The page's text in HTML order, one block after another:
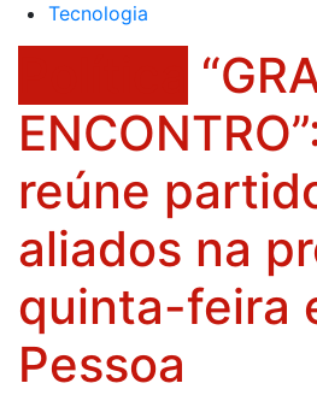
Tecnologia
reúne
aliados na
quinta-feira
Pessoa